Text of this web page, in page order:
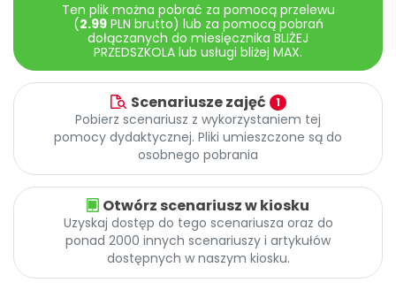
Ten plik można pobrać za pomocą przelewu
(2.99PLN brutto) lub za pomocą pobrań
dołączanych do miesięcznika BLIŻEJ
PRZEDSZKOLA lub usługi bliżej MAX.
Scenariusze zajęć 1
Pobierz scenariusz z wykorzystaniem tej
pomocy dydaktycznej. Pliki umieszczone są do
osobnego pobrania
Otwórz scenariusz w kiosku
Uzyskaj dostęp do tego scenariusza oraz do
ponad 2000 innych scenariuszy i artykułów
dostępnych w naszym kiosku.